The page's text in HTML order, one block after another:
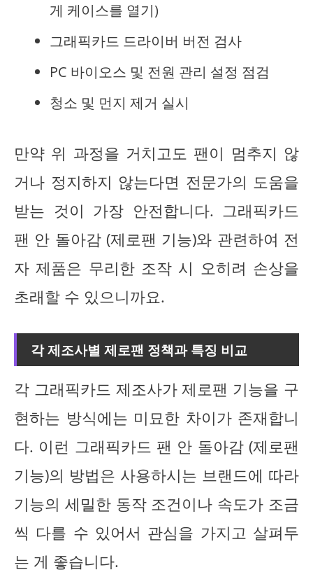
게 케이스를 열기)
그래픽카드 드라이버 버전 검사
PC 바이오스 및 전원 관리 설정 점검
청소 및 먼지 제거 실시
만약 위 과정을 거치고도 팬이 멈추지 않
거나 정지하지 않는다면 전문가의 도움을
받는 것이 가장 안전합니다. 그래픽카드
팬 안 돌아감 (제로팬 기능)와 관련하여 전
자 제품은 무리한 조작 시 오히려 손상을
초래할 수 있으니까요.
각 제조사별 제로팬 정책과 특징 비교
각 그래픽카드 제조사가 제로팬 기능을 구
현하는 방식에는 미묘한 차이가 존재합니
다. 이런 그래픽카드 팬 안 돌아감 (제로팬
기능)의 방법은 사용하시는 브랜드에 따라
기능의 세밀한 동작 조건이나 속도가 조금
씩 다를 수 있어서 관심을 가지고 살펴두
는 게 좋습니다.